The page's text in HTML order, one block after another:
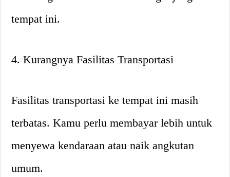
tempat ini.
4. Kurangnya Fasilitas Transportasi
Fasilitas transportasi ke tempat ini masih
terbatas. Kamu perlu membayar lebih untuk
menyewa kendaraan atau naik angkutan
umum.